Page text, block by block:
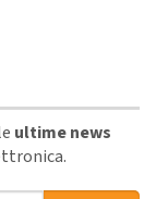
ultime news